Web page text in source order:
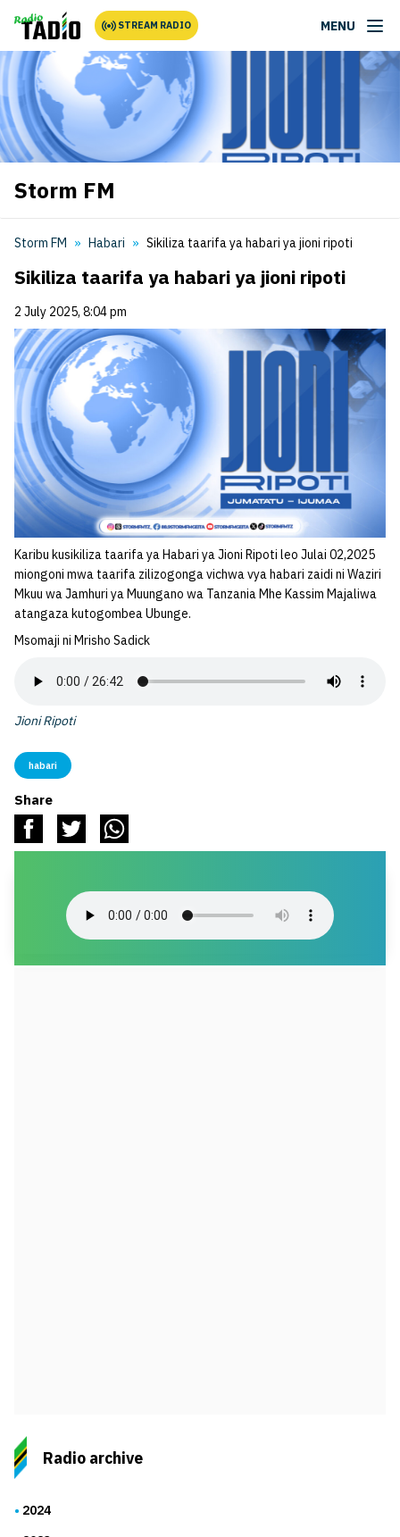
STREAM RADIO MENU
Storm FM
Storm FM Habari Sikiliza taarifa ya habari ya jioni ripoti
Sikiliza taarifa ya habari ya jioni ripoti
2 July 2025, 8:04 pm
Karibu kusikiliza taarifa ya Habari ya Jioni Ripoti leo Julai 02,2025
miongoni mwa taarifa zilizogonga vichwa vya habari zaidi ni Waziri
Mkuu wa Jamhuri ya Muungano wa Tanzania Mhe Kassim Majaliwa
atangaza kutogombea Ubunge.
Msomaji ni Mrisho Sadick
Jioni Ripoti
habari
Share
Radio archive
2024